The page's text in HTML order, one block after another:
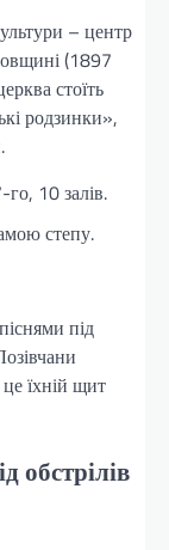
– центр
(1897
стоїть
родзинки»,
10 залів.
степу.
під
їхній щит
обстрілів